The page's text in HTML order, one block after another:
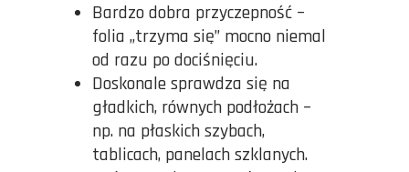
Bardzo dobra przyczepność –
folia „trzyma się” mocno niemal
od razu po dociśnięciu.
Doskonale sprawdza się na
gładkich, równych podłożach –
np. na płaskich szybach,
tablicach, panelach szklanych.